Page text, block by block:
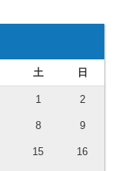
土 日
1 2
8 9
15 16